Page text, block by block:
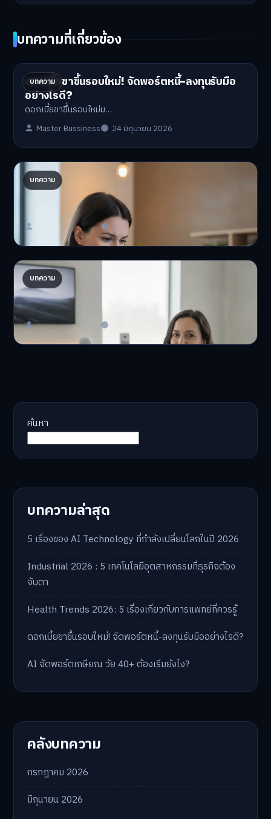
บทความที่เกี่ยวข้อง
บทความ
ดอกเบี้ยขาขึ้นรอบใหม่! จัดพอร์ตหนี้-ลงทุนรับมือ
อย่างไรดี?
ดอกเบี้ยขาขึ้นรอบใหม่ม…
Master Bussiness 24 มิถุนายน 2026
บทความ
ปรับพอร์ตรับ ‘เงินดิจิทัล 2.0’ จัดสรรงบอย่างไรไม่
ให้พัง
'เงินดิจิทัล 2.0' มาแล…
Master Bussiness 23 มิถุนายน 2026
บทความ
AI จัดพอร์ตให้ปัง! เทรนด์ลงทุนยุคใหม่ ไม่ต้องเฝ้า
จอ
AI จัดพอร์ตให้ปัง! หมด…
Master Bussiness 23 มิถุนายน 2026
ค้นหา
บทความล่าสุด
5 เรื่องของ AI Technology ที่กำลังเปลี่ยนโลกในปี 2026
Industrial 2026 : 5 เทคโนโลยีอุตสาหกรรมที่ธุรกิจต้อง
จับตา
Health Trends 2026: 5 เรื่องเกี่ยวกับการแพทย์ที่ควรรู้
ดอกเบี้ยขาขึ้นรอบใหม่! จัดพอร์ตหนี้-ลงทุนรับมืออย่างไรดี?
AI จัดพอร์ตเกษียณ วัย 40+ ต้องเริ่มยังไง?
คลังบทความ
กรกฎาคม 2026
มิถุนายน 2026